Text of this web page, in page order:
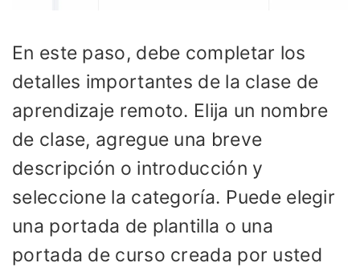
En este paso, debe completar los
detalles importantes de la clase de
aprendizaje remoto. Elija un nombre
de clase, agregue una breve
descripción o introducción y
seleccione la categoría. Puede elegir
una portada de plantilla o una
portada de curso creada por usted